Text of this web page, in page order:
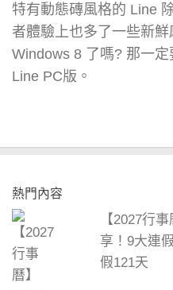
特有動態磚風格的 Line
者體驗上也多了一些新
Windows 8 了嗎? 那一
Line PC版。
熱門內容
【2027行
享！9大連
假121天